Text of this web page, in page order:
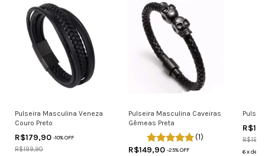
Pulseira Masculina Veneza
Couro Preto
R$179,90 -10% OFF
R$199,90
Pulseira Masculina Caveiras
Gêmeas Preta
(1)
R$149,90-25% OFF 6xde